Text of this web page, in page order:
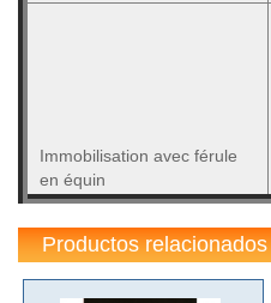
Immobilisation avec férule
en équin
Productos relacionados